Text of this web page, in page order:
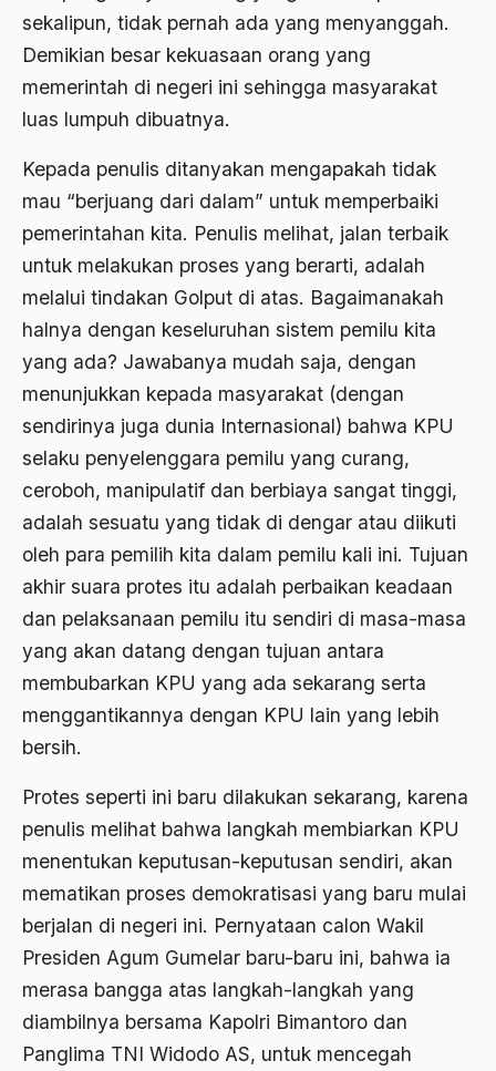
sekalipun, tidak pernah ada yang menyanggah.
Demikian besar kekuasaan orang yang
memerintah di negeri ini sehingga masyarakat
luas lumpuh dibuatnya.
Kepada penulis ditanyakan mengapakah tidak
mau “berjuang dari dalam” untuk memperbaiki
pemerintahan kita. Penulis melihat, jalan terbaik
untuk melakukan proses yang berarti, adalah
melalui tindakan Golput di atas. Bagaimanakah
halnya dengan keseluruhan sistem pemilu kita
yang ada? Jawabanya mudah saja, dengan
menunjukkan kepada masyarakat (dengan
sendirinya juga dunia Internasional) bahwa KPU
selaku penyelenggara pemilu yang curang,
ceroboh, manipulatif dan berbiaya sangat tinggi,
adalah sesuatu yang tidak di dengar atau diikuti
oleh para pemilih kita dalam pemilu kali ini. Tujuan
akhir suara protes itu adalah perbaikan keadaan
dan pelaksanaan pemilu itu sendiri di masa-masa
yang akan datang dengan tujuan antara
membubarkan KPU yang ada sekarang serta
menggantikannya dengan KPU lain yang lebih
bersih.
Protes seperti ini baru dilakukan sekarang, karena
penulis melihat bahwa langkah membiarkan KPU
menentukan keputusan-keputusan sendiri, akan
mematikan proses demokratisasi yang baru mulai
berjalan di negeri ini. Pernyataan calon Wakil
Presiden Agum Gumelar baru-baru ini, bahwa ia
merasa bangga atas langkah-langkah yang
diambilnya bersama Kapolri Bimantoro dan
Panglima TNI Widodo AS, untuk mencegah
Agum Gumelar
Agus Miftah
Ahimsa
ahli fikih
Ahli Ilmu Agama
Ahli waris
ahlul sunnah wal jamaah
Ahlussunnah
Ahlussunnah Wal jamaah
Ahmad Benbella
Ahmad Daudy
Ahmad Dhani
Ahmad Hasan Rurbi
Ahmad Khomeini
Ahmad Syafi’i Ma’arif
Ahmad Tirtisudiro
ahmad wahib
Ahmadiyah
Airport
Airport Changi
Ajaran AGama
Ajaran Agama Islam